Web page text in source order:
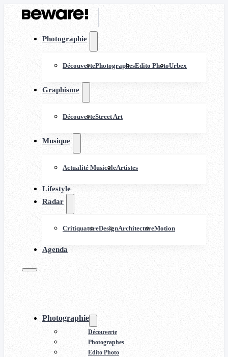
Photographie
DécouvertePhotographesEdito PhotoUrbex
Graphisme
DécouverteStreet Art
Musique
Actualité MusicaleArtistes
Lifestyle
Radar
CritiquatureDesignArchitectureMotion
Agenda
Photographie
Découverte
Photographes
Edito Photo